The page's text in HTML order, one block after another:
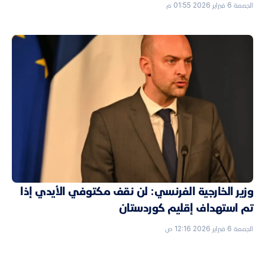
الجمعة 6 فبراير 2026 01:55 م
وزير الخارجية الفرنسي: لن نقف مكتوفي الأيدي إذا
تم استهداف إقليم كوردستان
الجمعة 6 فبراير 2026 12:16 ص